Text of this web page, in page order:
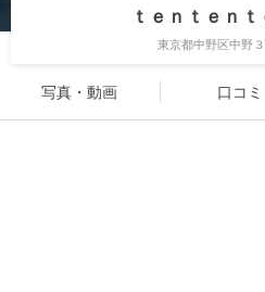
ｔｅｎｔｅｎ
東京都中野区中野
写真・動画 口コミ